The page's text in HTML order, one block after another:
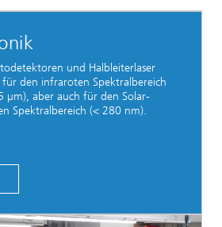
und Halbleiterlaser
den infraroten Spektralbereich
µm), aber auch für den Solar-
Spektralbereich (< 280 nm).